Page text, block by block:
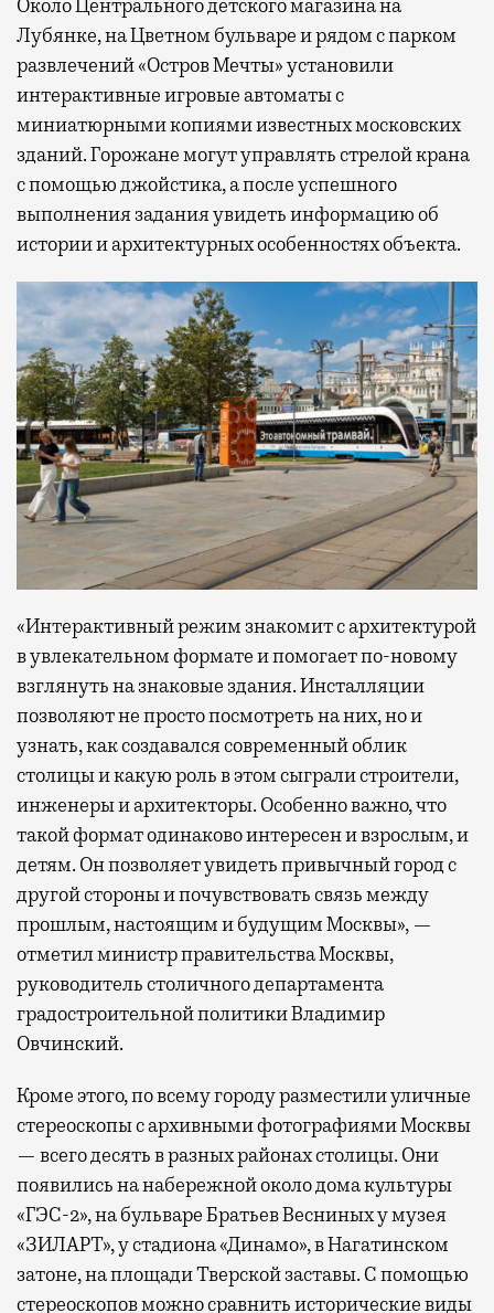
Около Центрального детского магазина на
Лубянке, на Цветном бульваре и рядом с парком
развлечений «Остров Мечты» установили
интерактивные игровые автоматы с
миниатюрными копиями известных московских
зданий. Горожане могут управлять стрелой крана
с помощью джойстика, а после успешного
выполнения задания увидеть информацию об
истории и архитектурных особенностях объекта.
«Интерактивный режим знакомит с архитектурой
в увлекательном формате и помогает по-новому
взглянуть на знаковые здания. Инсталляции
позволяют не просто посмотреть на них, но и
узнать, как создавался современный облик
столицы и какую роль в этом сыграли строители,
инженеры и архитекторы. Особенно важно, что
такой формат одинаково интересен и взрослым, и
детям. Он позволяет увидеть привычный город с
другой стороны и почувствовать связь между
прошлым, настоящим и будущим Москвы», —
отметил министр правительства Москвы,
руководитель столичного департамента
градостроительной политики Владимир
Овчинский.
Кроме этого, по всему городу разместили уличные
стереоскопы с архивными фотографиями Москвы
— всего десять в разных районах столицы. Они
появились на набережной около дома культуры
«ГЭС-2», на бульваре Братьев Весниных у музея
«ЗИЛАРТ», у стадиона «Динамо», в Нагатинском
затоне, на площади Тверской заставы. С помощью
стереоскопов можно сравнить исторические виды